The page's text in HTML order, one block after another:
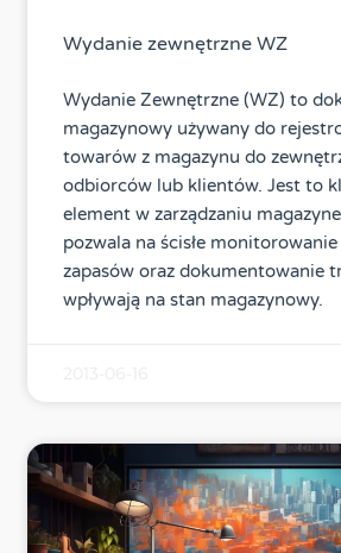
Wydanie zewnętrzne WZ
Wydanie Zewnętrzne (WZ) to
magazynowy używany do
towarów z magazynu do
odbiorców lub klientów. Jest to
element w zarządzaniu
pozwala na ścisłe monitorowanie
zapasów oraz dokumentowanie
wpływają na stan magazynowy.